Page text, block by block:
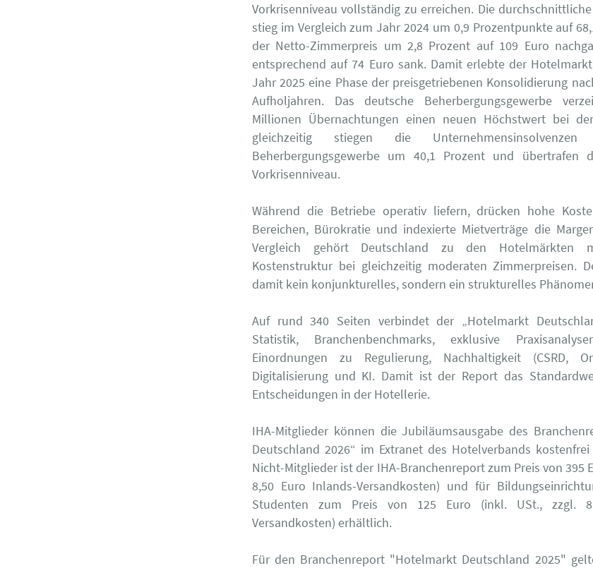
Vorkrisenniveau vollständig zu erreichen. Die
stieg im Vergleich zum Jahr 2024 um 0,9 Prozentpunkte auf
der Netto-Zimmerpreis um 2,8 Prozent auf 109 Euro
entsprechend auf 74 Euro sank. Damit erlebte der
Jahr 2025 eine Phase der preisgetriebenen Konsolidierung
Aufholjahren. Das deutsche Beherbergungsgewerbe
Millionen Übernachtungen einen neuen Höchstwert bei
gleichzeitig stiegen die
Beherbergungsgewerbe um 40,1 Prozent und übertrafen
Vorkrisenniveau.
Während die Betriebe operativ liefern, drücken hohe
Bereichen, Bürokratie und indexierte Mietverträge die
Vergleich gehört Deutschland zu den Hotelmärkten
Kostenstruktur bei gleichzeitig moderaten Zimmerpreisen.
damit kein konjunkturelles, sondern ein strukturelles
Auf rund 340 Seiten verbindet der „Hotelmarkt
Statistik, Branchenbenchmarks, exklusive
Einordnungen zu Regulierung, Nachhaltigkeit (CSRD,
Digitalisierung und KI. Damit ist der Report das
Entscheidungen in der Hotellerie.
IHA-Mitglieder können die Jubiläumsausgabe des
Deutschland 2026“ im Extranet des Hotelverbands
Nicht-Mitglieder ist der IHA-Branchenreport zum Preis von 395
8,50 Euro Inlands-Versandkosten) und für
Studenten zum Preis von 125 Euro (inkl. USt., zzgl.
Versandkosten) erhältlich.
Für den Branchenreport "Hotelmarkt Deutschland 2025"